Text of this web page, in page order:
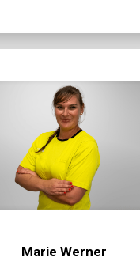
Marie Werner